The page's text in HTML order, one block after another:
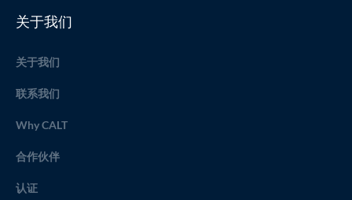
关于我们
关于我们
联系我们
Why CALT
合作伙伴
认证